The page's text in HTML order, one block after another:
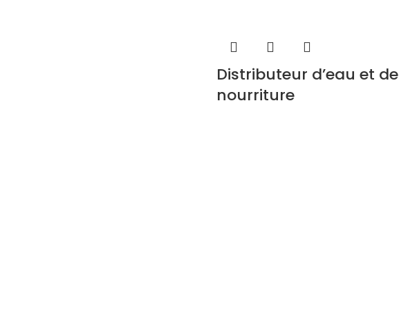
Distributeur d’eau et de
nourriture